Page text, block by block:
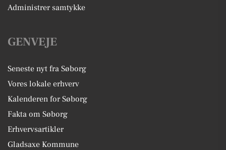
Administrer samtykke
GENVEJE
Seneste nyt fra Søborg
Vores lokale erhverv
Kalenderen for Søborg
Fakta om Søborg
Erhvervsartikler
Gladsaxe Kommune